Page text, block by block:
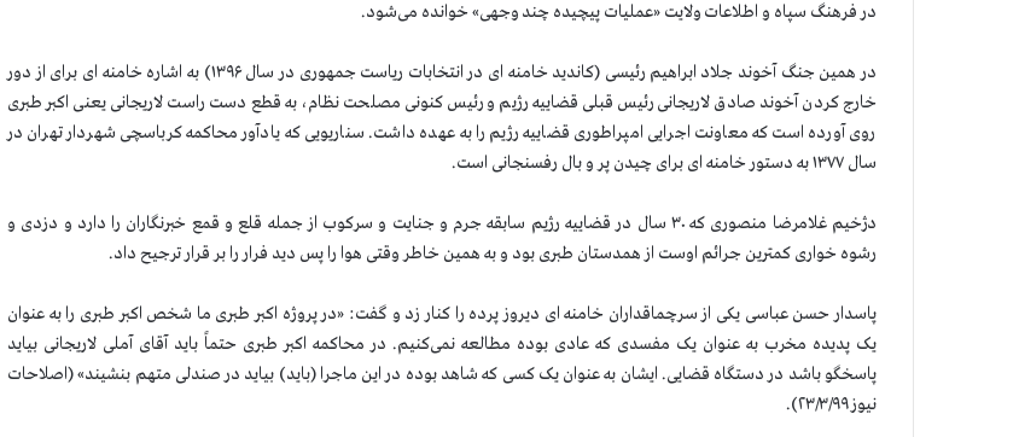
در فرهنگ سپاه و اطلاعات ولایت «عملیات پیچیده چند وجهی» خوانده می‌شود.
در همین جنگ آخوند جلاد ابراهیم رئیسی (کاندید خامنه ای در انتخابات ریاست جمهوری در سال ۱۳۹۶) به اشاره خامنه ای برای از دور
خارج کردن آخوند صادق لاریجانی رئیس قبلی قضاییه رژیم و رئیس کنونی مصلحت نظام، به قطع دست راست لاریجانی یعنی اکبر طبری
روی آورده است که معاونت اجرایی امپراطوری قضاییه رژیم را به عهده داشت. سناریویی که یادآور محاکمه کرباسچی شهردار تهران در
سال ۱۳۷۷ به دستور خامنه ای برای چیدن پر و بال رفسنجانی است.
دژخیم غلامرضا منصوری که ۳۰ سال در قضاییه رژیم سابقه جرم و جنایت و سرکوب از جمله قلع و قمع خبرنگاران را دارد و دزدی و
رشوه خواری کمترین جرائم اوست از همدستان طبری بود و به همین خاطر وقتی هوا را پس دید فرار را بر قرار ترجیح داد.
پاسدار حسن عباسی یکی از سرچماقداران خامنه ای دیروز پرده را کنار زد و گفت: «در پروژه اکبر طبری ما شخص اکبر طبری را به عنوان
یک پدیده مخرب به عنوان یک مفسدی که عادی بوده مطالعه نمی‌کنیم. در محاکمه اکبر طبری حتماً باید آقای آملی لاریجانی بیاید
پاسخگو باشد در دستگاه قضایی. ایشان به عنوان یک کسی که شاهد بوده در این ماجرا (باید) بیاید در صندلی متهم بنشیند» (اصلاحات
نیوز ۲۳/۳/۹۹).